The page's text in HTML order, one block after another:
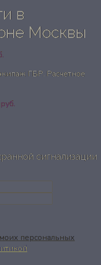
в
Москвы
ГБР. Расчетное
сигнализации
персональных